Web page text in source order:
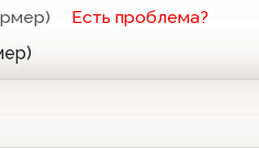
Есть проблема?